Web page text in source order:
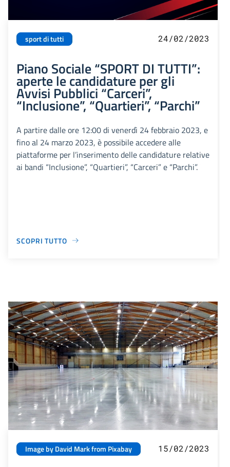
sport di tutti 24/02/2023
Piano Sociale “SPORT DI TUTTI”:
aperte le candidature per gli
Avvisi Pubblici “Carceri”,
“Inclusione”, “Quartieri”, “Parchi”
A partire dalle ore 12:00 di venerdì 24 febbraio 2023, e
fino al 24 marzo 2023, è possibile accedere alle
piattaforme per l’inserimento delle candidature relative
ai bandi “Inclusione”, “Quartieri”, “Carceri” e “Parchi”.
SCOPRI TUTTO
Image by David Mark from Pixabay 15/02/2023